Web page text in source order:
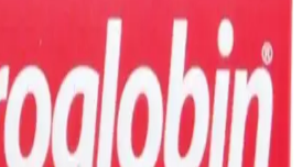
ve anemiye karşı etkili olup, doğru
Uzman önerileriyle sağlıklı yaşam
Sağlık Üzerindeki Faydaları